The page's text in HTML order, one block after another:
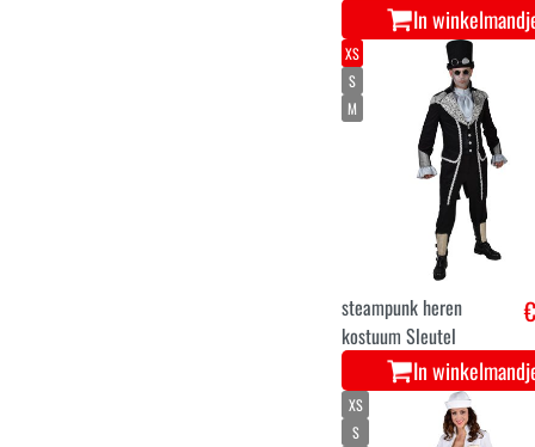
In
XS
S
M
steampunk heren
kostuum Sleutel
In
XS
S